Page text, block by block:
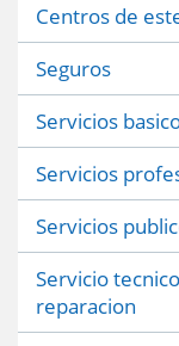
Centros de
Seguros
Servicios
Servicios
Servicios
Servicio
reparacion